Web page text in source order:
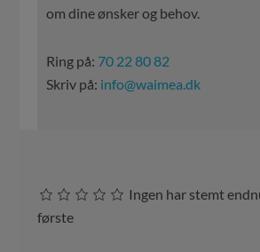
om dine ønsker og behov.
Ring på: 70 22 80 82
Skriv på: info@waimea.dk
Ingen har stemt
første